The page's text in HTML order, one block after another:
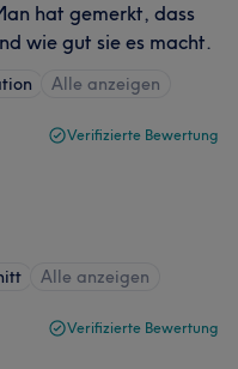
hat gemerkt, dass
wie gut sie es macht.
Alle anzeigen
Verifizierte Bewertung
Alle anzeigen
Verifizierte Bewertung